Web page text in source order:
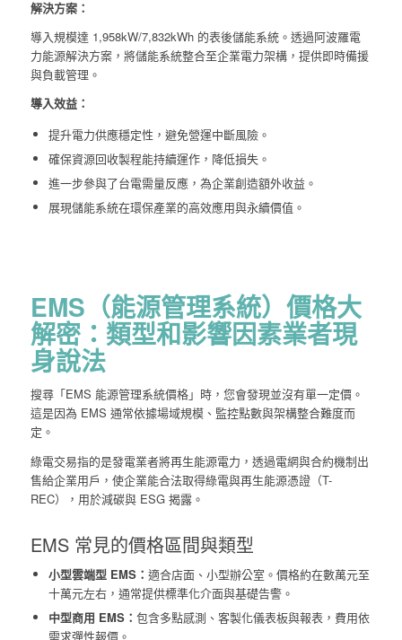
解決方案：
導入規模達 1,958kW/7,832kWh 的表後儲能系統。透過阿波羅電
力能源解決方案，將儲能系統整合至企業電力架構，提供即時備援
與負載管理。
導入效益：
提升電力供應穩定性，避免營運中斷風險。
確保資源回收製程能持續運作，降低損失。
進一步參與了台電需量反應，為企業創造額外收益。
展現儲能系統在環保產業的高效應用與永續價值。
EMS（能源管理系統）價格大
解密：類型和影響因素業者現
身說法
搜尋「EMS 能源管理系統價格」時，您會發現並沒有單一定價。
這是因為 EMS 通常依據場域規模、監控點數與架構整合難度而
定。
綠電交易指的是發電業者將再生能源電力，透過電網與合約機制出
售給企業用戶，使企業能合法取得綠電與再生能源憑證（T-
REC），用於減碳與 ESG 揭露。
EMS 常見的價格區間與類型
小型雲端型 EMS： 適合店面、小型辦公室。價格約在數萬元至
十萬元左右，通常提供標準化介面與基礎告警。
中型商用 EMS： 包含多點感測、客製化儀表板與報表，費用依
需求彈性報價。